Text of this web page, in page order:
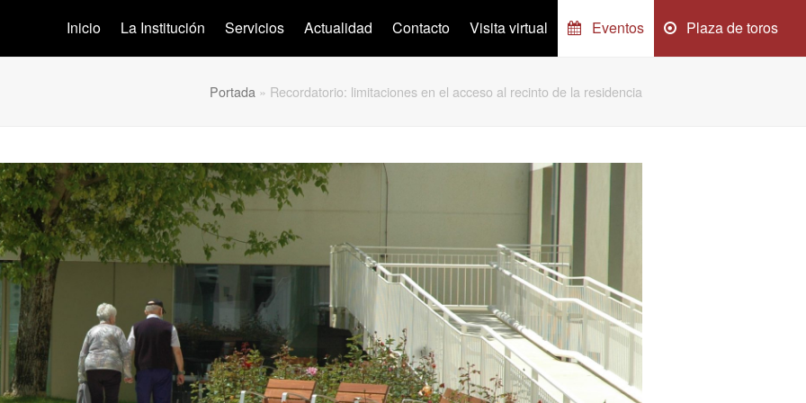
Inicio La Institución Servicios Actualidad Contacto Visita virtual Eventos Plaza de toros
Portada » Recordatorio: limitaciones en el acceso al recinto de la residencia